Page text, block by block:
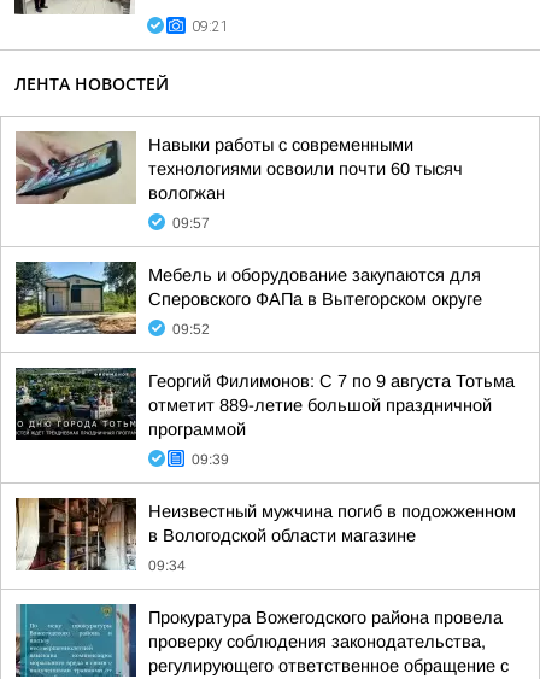
09:21
ЛЕНТА НОВОСТЕЙ
Навыки работы с современными
технологиями освоили почти 60 тысяч
вологжан
09:57
Мебель и оборудование закупаются для
Сперовского ФАПа в Вытегорском округе
09:52
Георгий Филимонов: С 7 по 9 августа Тотьма
отметит 889-летие большой праздничной
программой
09:39
Неизвестный мужчина погиб в подожженном
в Вологодской области магазине
09:34
Прокуратура Вожегодского района провела
проверку соблюдения законодательства,
регулирующего ответственное обращение с